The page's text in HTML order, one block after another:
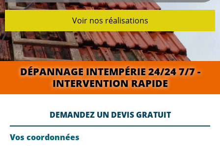
Voir nos réalisations
DÉPANNAGE INTEMPÉRIE 24/24 7/7 -
INTERVENTION RAPIDE
DEMANDEZ UN DEVIS GRATUIT
Vos coordonnées